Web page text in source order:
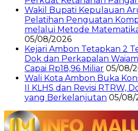
Wakil Bupati Kepulauan
Pelatihan Penguatan
melalui Metode
05/08/2026
Kejari Ambon Tetapkan 2
Dok dan Perkapalan
Capai Rp18,96 Miliar 05/08/
Wali Kota Ambon Buka
II KLHS dan Revisi RTRW,
yang Berkelanjutan 05/08/